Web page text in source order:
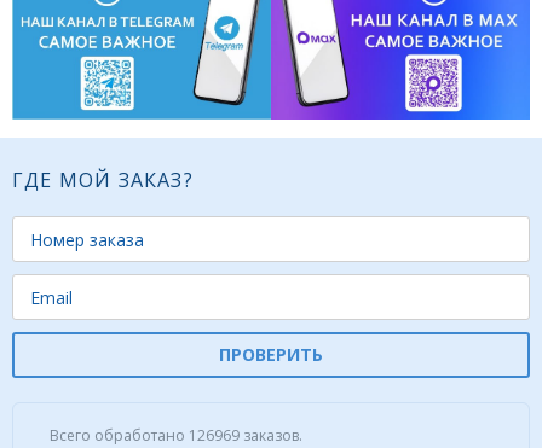
ГДЕ МОЙ ЗАКАЗ?
ПРОВЕРИТЬ
Всего обработано 126969 заказов.